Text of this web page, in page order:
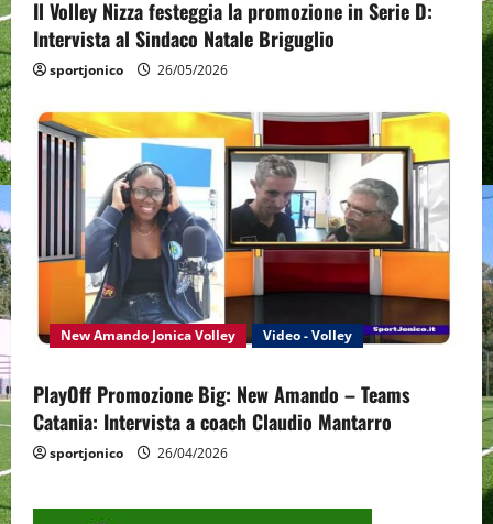
Il Volley Nizza festeggia la promozione in Serie D:
Intervista al Sindaco Natale Briguglio
sportjonico 26/05/2026
New Amando Jonica Volley Video - Volley
PlayOff Promozione Big: New Amando – Teams
Catania: Intervista a coach Claudio Mantarro
sportjonico 26/04/2026